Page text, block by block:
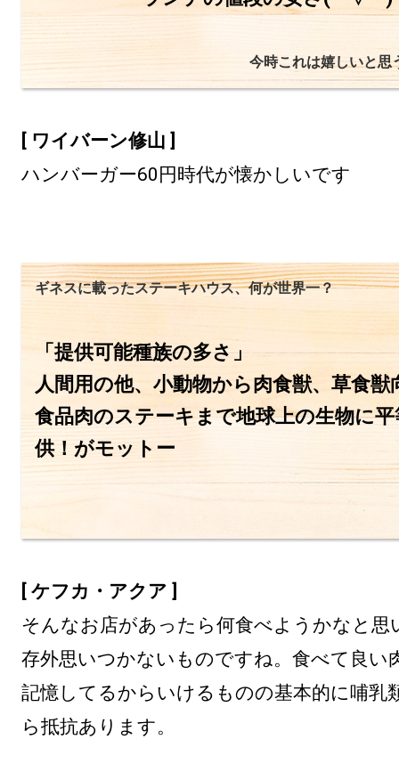
今時これは嬉しいと思
[ ワイバーン修山 ]
ハンバーガー60円時代が懐かしいです
ギネスに載ったステーキハウス、何が世界一？
「提供可能種族の多さ」
人間用の他、小動物から肉食獣、草食獣
食品肉のステーキまで地球上の生物に
供！がモットー
[ ケフカ・アクア ]
そんなお店があったら何食べようかなと思
存外思いつかないものですね。食べて良い
記憶してるからいけるものの基本的に哺乳
ら抵抗あります。